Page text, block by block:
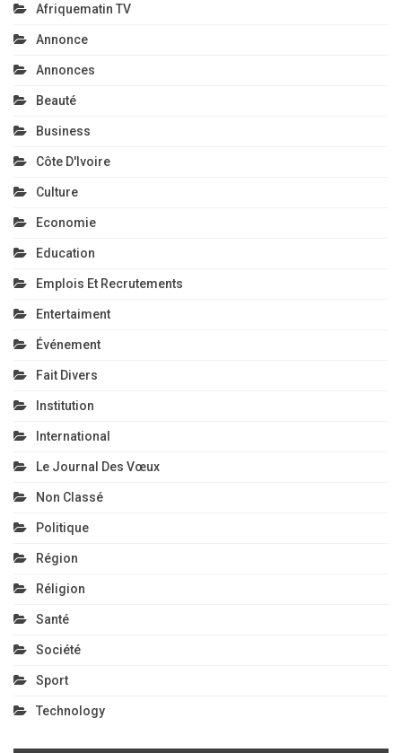
Afriquematin TV
Annonce
Annonces
Beauté
Business
Côte D'Ivoire
Culture
Economie
Education
Emplois Et Recrutements
Entertaiment
Événement
Fait Divers
Institution
International
Le Journal Des Vœux
Non Classé
Politique
Région
Réligion
Santé
Société
Sport
Technology